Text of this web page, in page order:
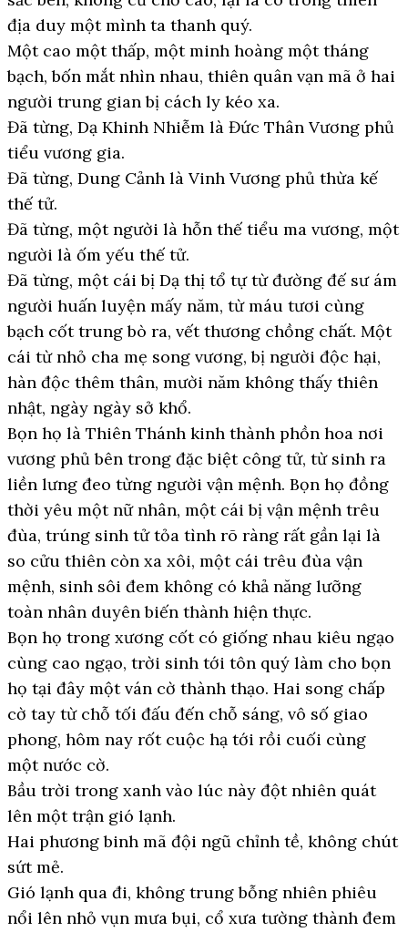
địa duy một mình ta thanh quý.
Một cao một thấp, một minh hoàng một tháng
bạch, bốn mắt nhìn nhau, thiên quân vạn mã ở hai
người trung gian bị cách ly kéo xa.
Đã từng, Dạ Khinh Nhiễm là Đức Thân Vương phủ
tiểu vương gia.
Đã từng, Dung Cảnh là Vinh Vương phủ thừa kế
thế tử.
Đã từng, một người là hỗn thế tiểu ma vương, một
người là ốm yếu thế tử.
Đã từng, một cái bị Dạ thị tổ tự từ đường đế sư ám
người huấn luyện mấy năm, từ máu tươi cùng
bạch cốt trung bò ra, vết thương chồng chất. Một
cái từ nhỏ cha mẹ song vương, bị người độc hại,
hàn độc thêm thân, mười năm không thấy thiên
nhật, ngày ngày sở khổ.
Bọn họ là Thiên Thánh kinh thành phồn hoa nơi
vương phủ bên trong đặc biệt công tử, từ sinh ra
liền lưng đeo từng người vận mệnh. Bọn họ đồng
thời yêu một nữ nhân, một cái bị vận mệnh trêu
đùa, trúng sinh tử tỏa tình rõ ràng rất gần lại là
so cửu thiên còn xa xôi, một cái trêu đùa vận
mệnh, sinh sôi đem không có khả năng lưỡng
toàn nhân duyên biến thành hiện thực.
Bọn họ trong xương cốt có giống nhau kiêu ngạo
cùng cao ngạo, trời sinh tới tôn quý làm cho bọn
họ tại đây một ván cờ thành thạo. Hai song chấp
cờ tay từ chỗ tối đấu đến chỗ sáng, vô số giao
phong, hôm nay rốt cuộc hạ tới rồi cuối cùng
một nước cờ.
Bầu trời trong xanh vào lúc này đột nhiên quát
lên một trận gió lạnh.
Hai phương binh mã đội ngũ chỉnh tề, không chút
sứt mẻ.
Gió lạnh qua đi, không trung bỗng nhiên phiêu
nổi lên nhỏ vụn mưa bụi, cổ xưa tường thành đem